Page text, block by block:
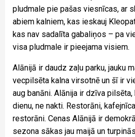
pludmale pie pašas viesnīcas, ar
abiem kalniem, kas ieskauj
kas nav sadalīta gabaliņos – pa
visa pludmale ir pieejama visiem.
Alānijā ir daudz zaļu parku, jauku
vecpilsēta kalna virsotnē un šī ir
aug banāni. Alānija ir dzīva
dienu, ne nakti. Restorāni,
restorāni. Cenas Alānijā ir
sezona sākas jau maijā un